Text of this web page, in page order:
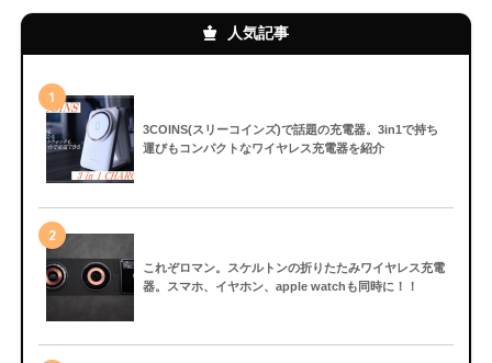
人気記事
1
3COINS(スリーコインズ)で話題の充電器。3in1で持ち
運びもコンパクトなワイヤレス充電器を紹介
2
これぞロマン。スケルトンの折りたたみワイヤレス充電
器。スマホ、イヤホン、apple watchも同時に！！